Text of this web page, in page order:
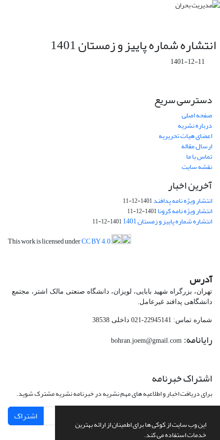
این وب سایت از کوکی ها برای اطمینان از ارائه بهترین
خدمات استفاده می کند.
انتشاره شماره پاییز و زمستان 1401
1401-12-11
دسترسی سریع
صفحه اصلی
درباره نشریه
اعضای هیات تحریریه
ارسال مقاله
تماس با ما
نقشه سایت
آخرین اخبار
انتشار ویژه نامه پدافند1401-12-11
انتشار ویژه نامه کرونا1401-12-11
انتشاره شماره پاییز و زمستان 1401 1401-12-11
This work is licensed underCC BY 4.0
آدرس
تهران، بزرگراه شهید بابایی، لویزان، دانشگاه صنعتی مالک اشتر، مجتمع
دانشگاهی پدافند غیرعامل.
شماره تماس: 22945141-021 داخلی 38538
رایانامه:
اشتراک خبرنامه
برای دریافت اخبار و اطلاعیه های مهم نشریه در خبرنامه نشریه مشترک شوید.
اشتراک